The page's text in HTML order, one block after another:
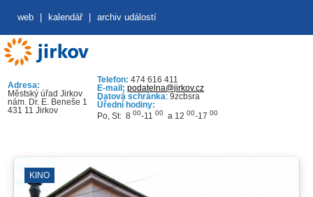
web kalendář archiv událostí
Adresa:
Městský úřad Jirkov
nám. Dr. E. Beneše 1
431 11 Jirkov
Telefon: 474 616 411
E-mail: podatelna@jirkov.cz
Datová schránka: 9zcbsra
Úřední hodiny:
Po, St: 8 00-11 00 a 12 00-17 00
KINO